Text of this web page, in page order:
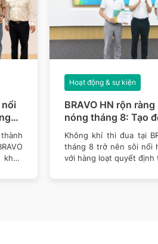
BRAVO HN rộn
nóng tháng 8: Tạo
phá mục tiêu năm
Hoạt động & sự kiện
Không khí thi đua tại
tháng 8 trở nên sôi nổi
với hàng loạt quyết định